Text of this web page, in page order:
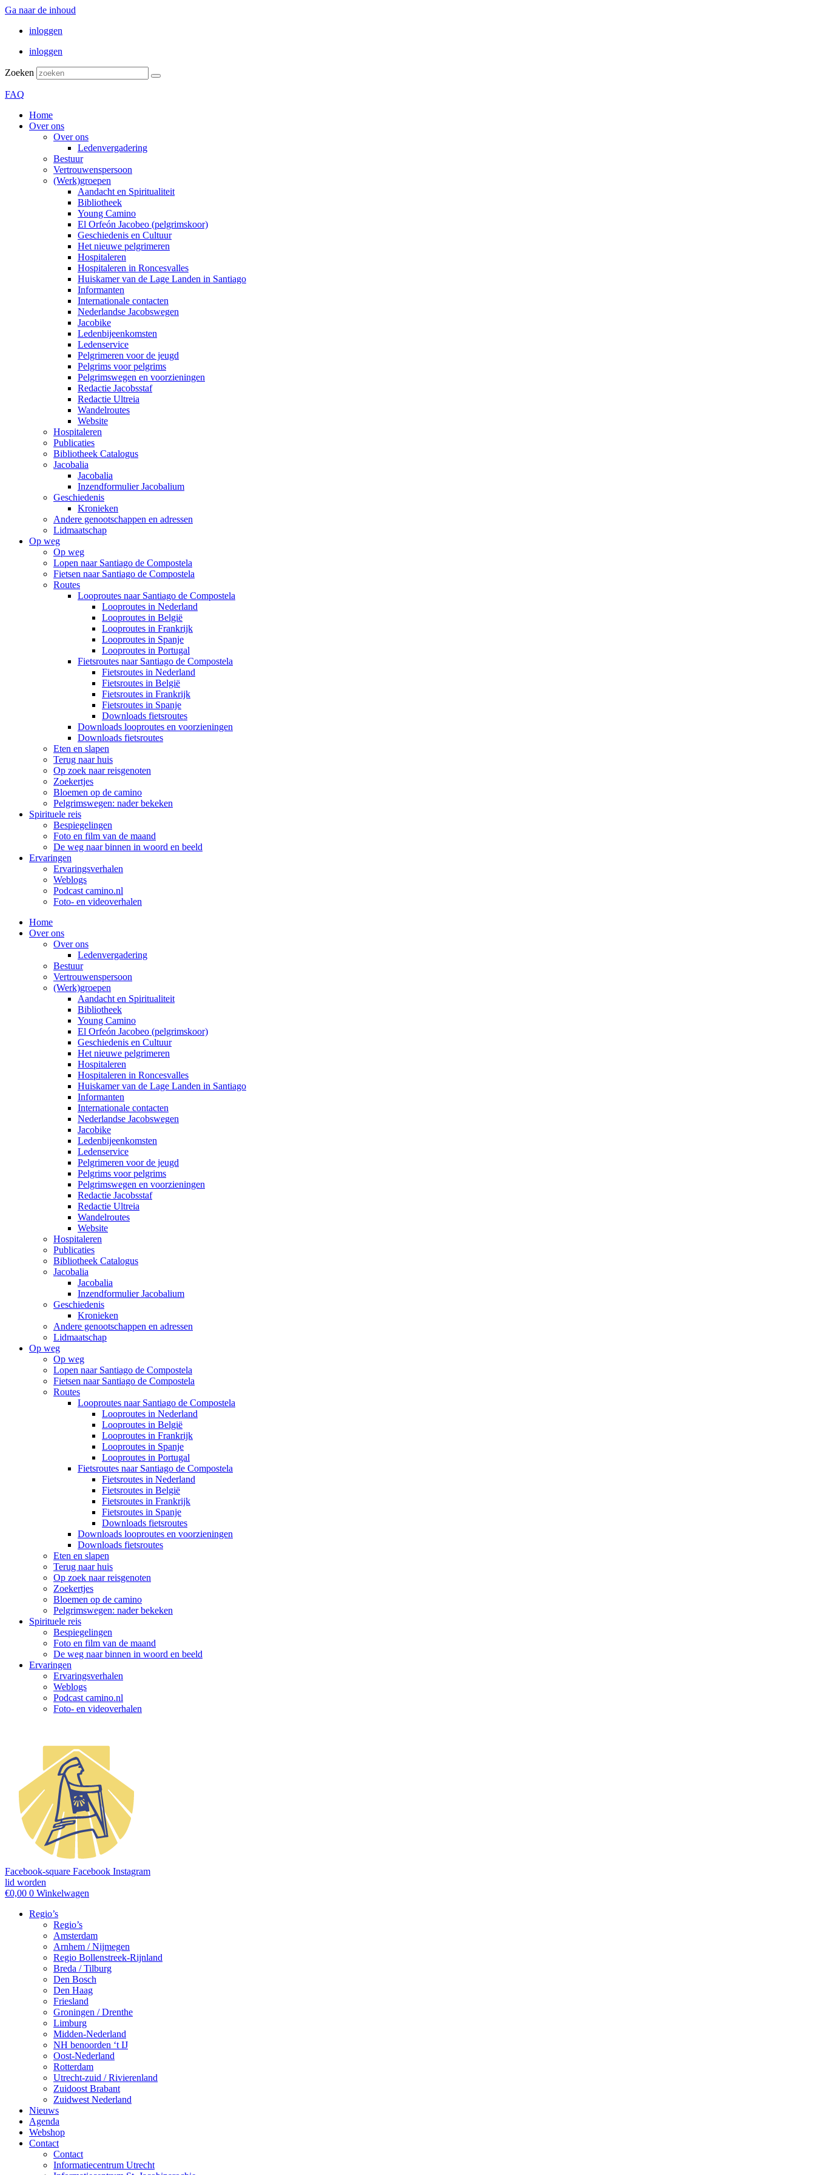
Ga naar de inhoud
inloggen
inloggen
Zoeken
FAQ
Home
Over ons
Over ons
Ledenvergadering
Bestuur
Vertrouwenspersoon
(Werk)groepen
Aandacht en Spiritualiteit
Bibliotheek
Young Camino
El Orfeón Jacobeo (pelgrimskoor)
Geschiedenis en Cultuur
Het nieuwe pelgrimeren
Hospitaleren
Hospitaleren in Roncesvalles
Huiskamer van de Lage Landen in Santiago
Informanten
Internationale contacten
Nederlandse Jacobswegen
Jacobike
Ledenbijeenkomsten
Ledenservice
Pelgrimeren voor de jeugd
Pelgrims voor pelgrims
Pelgrimswegen en voorzieningen
Redactie Jacobsstaf
Redactie Ultreia
Wandelroutes
Website
Hospitaleren
Publicaties
Bibliotheek Catalogus
Jacobalia
Jacobalia
Inzendformulier Jacobalium
Geschiedenis
Kronieken
Andere genootschappen en adressen
Lidmaatschap
Op weg
Op weg
Lopen naar Santiago de Compostela
Fietsen naar Santiago de Compostela
Routes
Looproutes naar Santiago de Compostela
Looproutes in Nederland
Looproutes in België
Looproutes in Frankrijk
Looproutes in Spanje
Looproutes in Portugal
Fietsroutes naar Santiago de Compostela
Fietsroutes in Nederland
Fietsroutes in België
Fietsroutes in Frankrijk
Fietsroutes in Spanje
Downloads fietsroutes
Downloads looproutes en voorzieningen
Downloads fietsroutes
Eten en slapen
Terug naar huis
Op zoek naar reisgenoten
Zoekertjes
Bloemen op de camino
Pelgrimswegen: nader bekeken
Spirituele reis
Bespiegelingen
Foto en film van de maand
De weg naar binnen in woord en beeld
Ervaringen
Ervaringsverhalen
Weblogs
Podcast camino.nl
Foto- en videoverhalen
Home
Over ons
Over ons
Ledenvergadering
Bestuur
Vertrouwenspersoon
(Werk)groepen
Aandacht en Spiritualiteit
Bibliotheek
Young Camino
El Orfeón Jacobeo (pelgrimskoor)
Geschiedenis en Cultuur
Het nieuwe pelgrimeren
Hospitaleren
Hospitaleren in Roncesvalles
Huiskamer van de Lage Landen in Santiago
Informanten
Internationale contacten
Nederlandse Jacobswegen
Jacobike
Ledenbijeenkomsten
Ledenservice
Pelgrimeren voor de jeugd
Pelgrims voor pelgrims
Pelgrimswegen en voorzieningen
Redactie Jacobsstaf
Redactie Ultreia
Wandelroutes
Website
Hospitaleren
Publicaties
Bibliotheek Catalogus
Jacobalia
Jacobalia
Inzendformulier Jacobalium
Geschiedenis
Kronieken
Andere genootschappen en adressen
Lidmaatschap
Op weg
Op weg
Lopen naar Santiago de Compostela
Fietsen naar Santiago de Compostela
Routes
Looproutes naar Santiago de Compostela
Looproutes in Nederland
Looproutes in België
Looproutes in Frankrijk
Looproutes in Spanje
Looproutes in Portugal
Fietsroutes naar Santiago de Compostela
Fietsroutes in Nederland
Fietsroutes in België
Fietsroutes in Frankrijk
Fietsroutes in Spanje
Downloads fietsroutes
Downloads looproutes en voorzieningen
Downloads fietsroutes
Eten en slapen
Terug naar huis
Op zoek naar reisgenoten
Zoekertjes
Bloemen op de camino
Pelgrimswegen: nader bekeken
Spirituele reis
Bespiegelingen
Foto en film van de maand
De weg naar binnen in woord en beeld
Ervaringen
Ervaringsverhalen
Weblogs
Podcast camino.nl
Foto- en videoverhalen
Facebook-square Facebook Instagram
lid worden
€0,00 0 Winkelwagen
Regio’s
Regio’s
Amsterdam
Arnhem / Nijmegen
Regio Bollenstreek-Rijnland
Breda / Tilburg
Den Bosch
Den Haag
Friesland
Groningen / Drenthe
Limburg
Midden-Nederland
NH benoorden ‘t IJ
Oost-Nederland
Rotterdam
Utrecht-zuid / Rivierenland
Zuidoost Brabant
Zuidwest Nederland
Nieuws
Agenda
Webshop
Contact
Contact
Informatiecentrum Utrecht